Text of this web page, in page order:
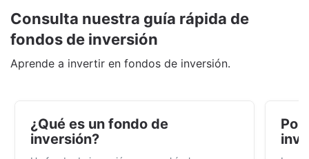
Consulta nuestra guía rápida de
fondos de inversión
Aprende a invertir en fondos de inversión.
¿Qué es un fondo de
inversión?
Por